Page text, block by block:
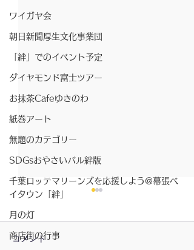
ワイガヤ会
朝日新聞厚生文化事業団
「絆」でのイベント予定
ダイヤモンド富士ツアー
お抹茶Cafeゆきのわ
紙巻アート
無題のカテゴリー
SDGsおやさいバル絆版
千葉ロッテマリーンズを応援しよう@幕張ベ
イタウン「絆」
月の灯
商店街の行事
コメント